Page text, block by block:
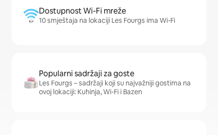
Dostupnost Wi-Fi mreže
10 smještaja na lokaciji Les Fourgs ima Wi-Fi
Popularni sadržaji za goste
Les Fourgs – sadržaji koji su najvažniji gostima na
ovoj lokaciji: Kuhinja, Wi-Fi i Bazen